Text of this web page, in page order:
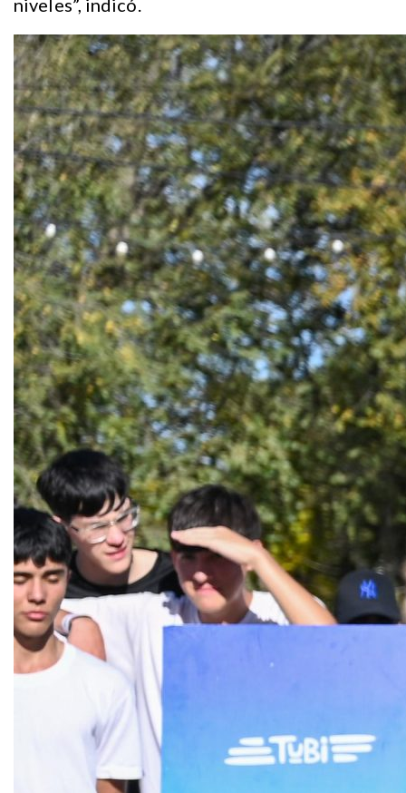
niveles”, indicó.